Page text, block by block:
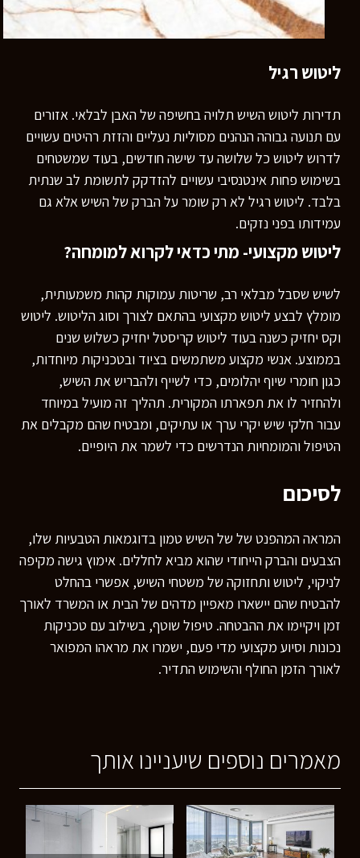
ליטוש רגיל
תדירות ליטוש השיש תלויה בחשיפה של האבן לבלאי. אזורים
עם תנועה גבוהה הנהנים מסוליות נעליים והזזת רהיטים עשויים
לדרוש ליטוש כל שלושה עד שישה חודשים, בעוד שמשטחים
בשימוש פחות אינטנסיבי עשויים להזדקק לתשומת לב שנתית
בלבד. ליטוש רגיל לא רק שומר על הברק של השיש אלא גם
עמידותו בפני נזקים.
ליטוש מקצועי- מתי כדאי לקרוא למומחה?
לשיש שסבל מבלאי רב, שריטות עמוקות קהות משמעותית,
מומלץ לבצע ליטוש מקצועי בהתאם לצורך וסוג הליטוש. ליטוש
וקס יחזיק כשנה בעוד ליטוש קריסטל יחזיק כשלוש שנים
בממוצע. אנשי מקצוע משתמשים בציוד ובטכניקות מיוחדות,
כגון חומרי שיוף יהלומים, כדי לשייף ולהבריש את השיש,
ולהחזיר לו את תפארתו המקורית. תהליך זה מועיל במיוחד
עבור חלקי שיש יקרי ערך או עתיקים, ומבטיח שהם מקבלים את
הטיפול והמומחיות הנדרשים כדי לשמר את היופיים.
לסיכום
המראה המהפנט של של השיש טמון בדוגמאות הטבעיות שלו,
הצבעים והברק הייחודי שהוא מביא לחללים. אימוץ גישה מקיפה
לניקוי, ליטוש ותחזוקה של משטחי השיש, אפשרי בהחלט
להבטיח שהם יישארו מאפיין מדהים של הבית או המשרד לאורך
זמן ויקיימו את ההבטחה. טיפול שוטף, בשילוב עם טכניקות
נכונות וסיוע מקצועי מדי פעם, ישמרו את מראהו המפואר
לאורך הזמן החולף והשימוש התדיר.
מאמרים נוספים שיעניינו אותך